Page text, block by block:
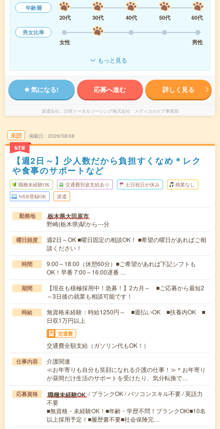
年齢層
20代
30代 40代 50代
60代
男女比率
女性
男性
もっと見る
気になる! 応募へ進む 詳しく見る
派遣会社 日研トータルソーシング株式会社 メディカルケア事業部
未読
NEW
掲載日 2026/08/08
【週2日～】少人数だから負担すくなめ＊レク
や食事のサポートなど
職種未経験OK 交通費別途支給あり 土日祝日が休み 残業なし
WEB登録OK 派遣
勤務地 栃木県大田原市
野崎(栃木県)駅から---分
曜日頻度
週2日～OK ■曜日固定の相談OK！ ■希望の曜日があればご相
談ください！
時間
9:00～18:00（休憩60分）■ご希望があれば下記シフトも
OK！早番 7:00～16:00遅番 …
期間
【現在も積極採用中！急募！】2カ月～ ■ご応募から最短2
～3日後の就業も相談可能です！
時給
無資格未経験：時給1250円～ ■週払いOK ■扶養内OK ■
日収1万円以上
交通費
交通費全額支給（ガソリン代もOK！）
仕事内容
介護関連
≪お年寄りも自分も笑顔になれる介護の仕事！≫＊お年寄り
が昼間だけ生活のサポートを受けたり、気分転換で…
応募資格 職種未経験OK / ブランクOK / パソコンスキル不要 / 英語力
不要
■無資格・未経験OK！■年齢・学歴不問！ブランクOK!■10名
以上採用予定！■履歴書不要■社会保険完…